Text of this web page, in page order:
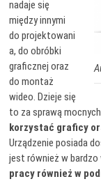
nadaje się
między innymi
do projektowani
a, do obróbki
graficznej oraz
do montaż
wideo. Dzieje się
to za sprawą
korzystać graficy
Urządzenie posiada
jest również w bardzo
pracy również w